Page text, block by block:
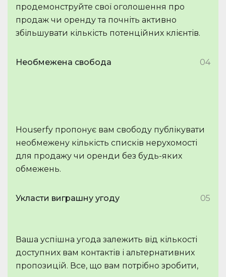
продемонструйте свої оголошення про
продаж чи оренду та почніть активно
збільшувати кількість потенційних клієнтів.
Необмежена свобода 04
Houserfy пропонує вам свободу публікувати
необмежену кількість списків нерухомості
для продажу чи оренди без будь-яких
обмежень.
Укласти виграшну угоду 05
Ваша успішна угода залежить від кількості
доступних вам контактів і альтернативних
пропозицій. Все, що вам потрібно зробити,